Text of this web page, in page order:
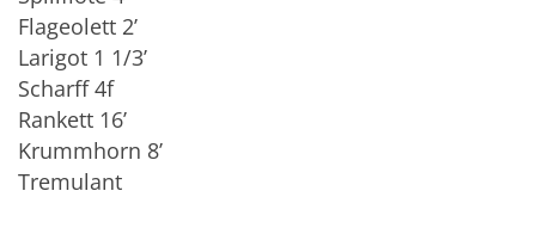
Flageolett 2’
Larigot 1 1/3’
Scharff 4f
Rankett 16’
Krummhorn 8’
Tremulant